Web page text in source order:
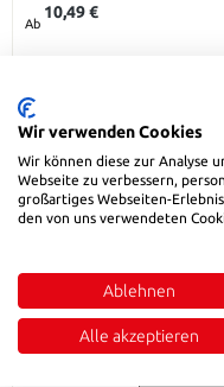
Ab
10,49 €
Wir verwenden Cookies
Wir können diese zur Analyse
Webseite zu verbessern,
großartiges Webseiten-
den von uns verwendeten
Ablehnen
Alle akzeptieren